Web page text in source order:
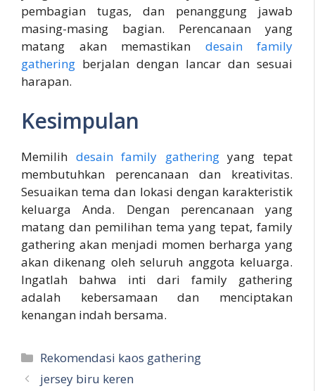
pembagian tugas, dan penanggung jawab
masing-masing bagian. Perencanaan yang
matang akan memastikan desain family
gathering berjalan dengan lancar dan sesuai
harapan.
Kesimpulan
Memilih desain family gatheringyang tepat
membutuhkan perencanaan dan kreativitas.
Sesuaikan tema dan lokasi dengan karakteristik
keluarga Anda. Dengan perencanaan yang
matang dan pemilihan tema yang tepat, family
gathering akan menjadi momen berharga yang
akan dikenang oleh seluruh anggota keluarga.
Ingatlah bahwa inti dari family gathering
adalah kebersamaan dan menciptakan
kenangan indah bersama.
Kategori
Rekomendasi kaos gathering
jersey biru keren